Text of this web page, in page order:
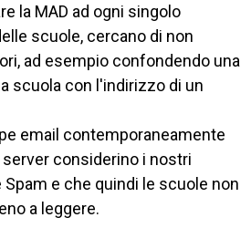
la MAD ad ogni singolo
scuole, cercano di non
ad esempio confondendo una
scuola con l'indirizzo di un
email contemporaneamente
considerino i nostri
e che quindi le scuole non
a leggere.